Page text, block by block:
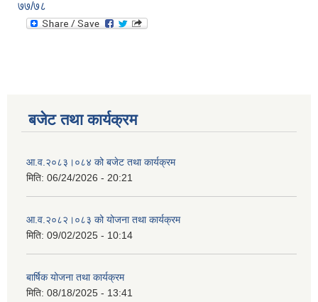
७७/७८
बजेट तथा कार्यक्रम
आ.व.२०८३।०८४ को बजेट तथा कार्यक्रम
मिति: 06/24/2026 - 20:21
आ.व.२०८२।०८३ को योजना तथा कार्यक्रम
मिति: 09/02/2025 - 10:14
बार्षिक योजना तथा कार्यक्रम
मिति: 08/18/2025 - 13:41